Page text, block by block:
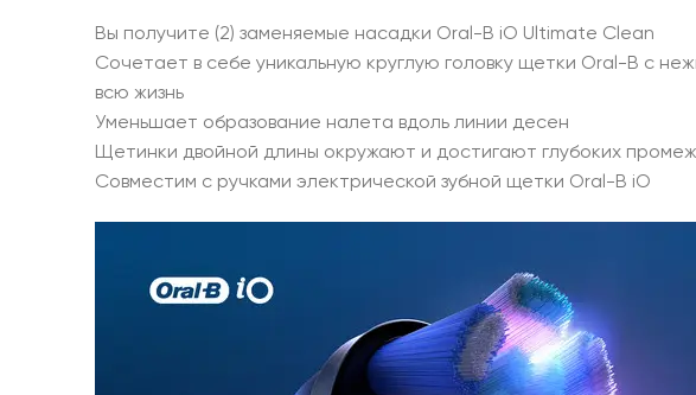
Вы получите (2) заменяемые насадки Oral-B iO Ultimate Clean
Сочетает в себе уникальную круглую головку щетки Oral-B с
всю жизнь
Уменьшает образование налета вдоль линии десен
Щетинки двойной длины окружают и достигают глубоких
Совместим с ручками электрической зубной щетки Oral-B iO